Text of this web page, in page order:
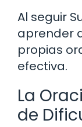
Al seguir
aprender
propias
efectiva.
La
de